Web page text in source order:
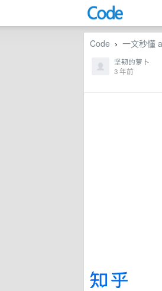
Code › 一文秒懂
坚韧的萝卜
3 年前